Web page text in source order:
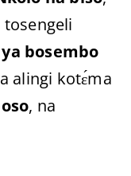
bosembo
alingi kotɛ́ma
, na